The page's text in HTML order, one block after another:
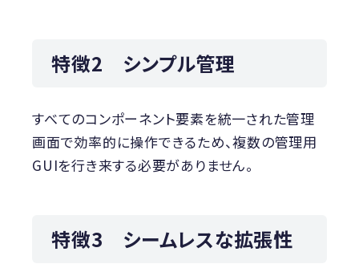
特徴2 シンプル管理
すべてのコンポーネント要素を統一された管理
画面で効率的に操作できるため、複数の管理用
GUIを行き来する必要がありません。
特徴3 シームレスな拡張性